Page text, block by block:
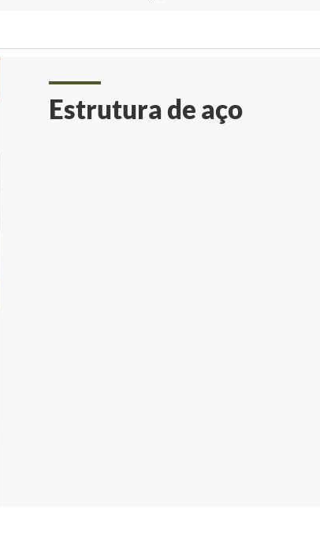
Estrutura de aço